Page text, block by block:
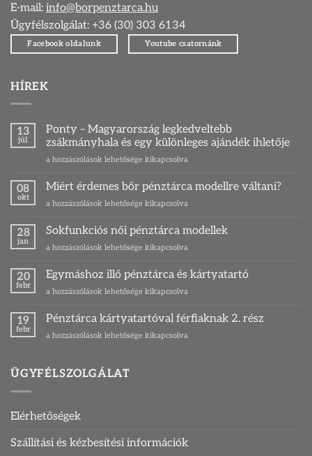
E-mail: info@borpenztarca.hu
Ügyfélszolgálat: +36 (30) 303 6134
Facebook oldalunk Youtube csatornánk
HÍREK
13
júl
Ponty – Magyarország legkedveltebb
zsákmányhala és egy különleges ajándék ihletője
Ponty
Magyarország
zsákmányhala
egy
különleges
bejegyzéshez
a hozzászólások lehetősége kikapcsolva
08
okt
Miért érdemes bőr pénztárca modellre váltani?
Miért
bőr
modellre
bejegyzéshez
a hozzászólások lehetősége kikapcsolva
28
jan
Sokfunkciós női pénztárca modellek
Sokfunkciós
pénztárca
modellek
bejegyzéshez
a hozzászólások lehetősége kikapcsolva
20
febr
Egymáshoz illő pénztárca és kártyatartó
Egymáshoz
pénztárca
kártyatartó
a hozzászólások lehetősége kikapcsolva
19
febr
Pénztárca kártyatartóval férfiaknak 2. rész
Pénztárca
2.
a hozzászólások lehetősége kikapcsolva
ÜGYFÉLSZOLGÁLAT
Elérhetőségek
Szállítási és kézbesítési információk